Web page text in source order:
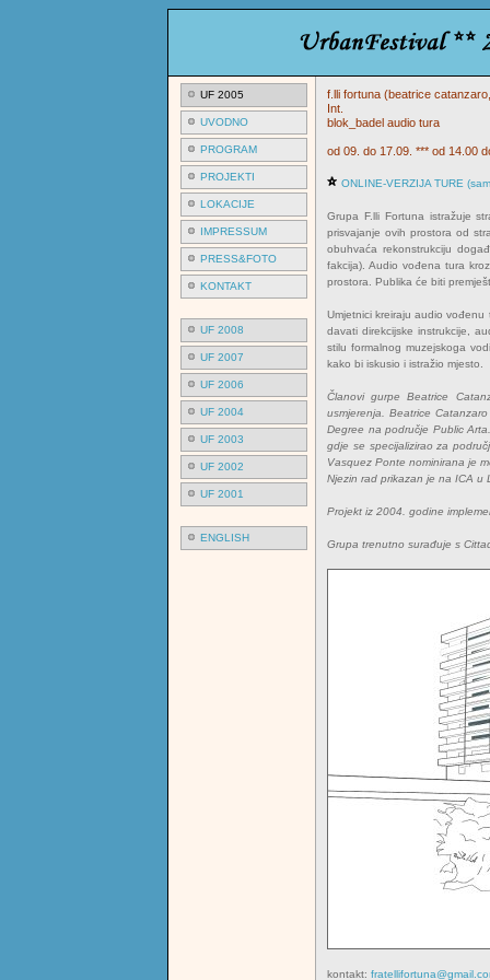
UF 2005
UVODNO
PROGRAM
PROJEKTI
LOKACIJE
IMPRESSUM
PRESS&FOTO
KONTAKT
UF 2008
UF 2007
UF 2006
UF 2004
UF 2003
UF 2002
UF 2001
ENGLISH
f.lli fortuna (beatrice
Int.
blok_badel audio tura
od 09. do 17.09. *** od 14.00
ONLINE-VERZIJA TURE
Grupa F.lli Fortuna istražuje
prisvajanje ovih prostora od
obuhvaća rekonstrukciju
fakcija). Audio vođena tura
prostora. Publika će biti
Umjetnici kreiraju audio
davati direkcijske instrukcije,
stilu formalnog muzejskoga
kako bi iskusio i istražio mjesto.
Članovi gurpe Beatrice
usmjerenja. Beatrice
Degree na područje Public
gdje se specijalizirao za
Vasquez Ponte nominirana je
Njezin rad prikazan je na ICA u
Projekt iz 2004. godine
Grupa trenutno surađuje s
kontakt: